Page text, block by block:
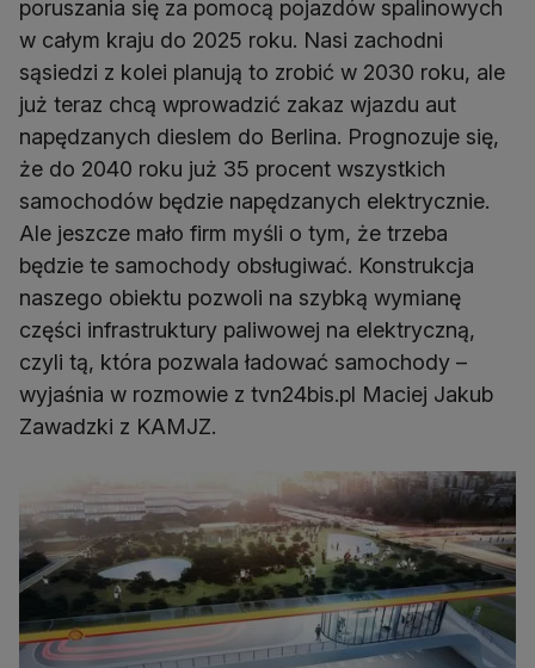
poruszania się za pomocą pojazdów spalinowych
w całym kraju do 2025 roku. Nasi zachodni
sąsiedzi z kolei planują to zrobić w 2030 roku, ale
już teraz chcą wprowadzić zakaz wjazdu aut
napędzanych dieslem do Berlina. Prognozuje się,
że do 2040 roku już 35 procent wszystkich
samochodów będzie napędzanych elektrycznie.
Ale jeszcze mało firm myśli o tym, że trzeba
będzie te samochody obsługiwać. Konstrukcja
naszego obiektu pozwoli na szybką wymianę
części infrastruktury paliwowej na elektryczną,
czyli tą, która pozwala ładować samochody –
wyjaśnia w rozmowie z tvn24bis.pl Maciej Jakub
Zawadzki z KAMJZ.